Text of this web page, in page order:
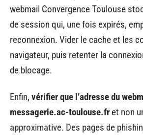
webmail Convergence Toulouse
de session qui, une fois expirés,
reconnexion. Vider le cache et les
navigateur, puis retenter la
de blocage.
Enfin, vérifier que l’adresse du
messagerie.ac-toulouse.fr et non
approximative. Des pages de